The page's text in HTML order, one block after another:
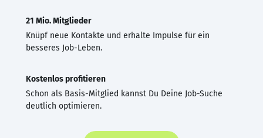
21 Mio. Mitglieder
Knüpf neue Kontakte und erhalte Impulse für ein
besseres Job-Leben.
Kostenlos profitieren
Schon als Basis-Mitglied kannst Du Deine Job-Suche
deutlich optimieren.